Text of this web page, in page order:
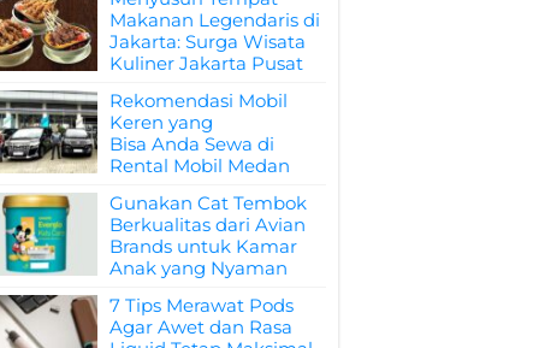
Makanan Legendaris di
Jakarta: Surga Wisata
Kuliner Jakarta Pusat
Rekomendasi Mobil
Keren yang
Bisa Anda Sewa di
Rental Mobil Medan
Gunakan Cat Tembok
Berkualitas dari Avian
Brands untuk Kamar
Anak yang Nyaman
7 Tips Merawat Pods
Agar Awet dan Rasa